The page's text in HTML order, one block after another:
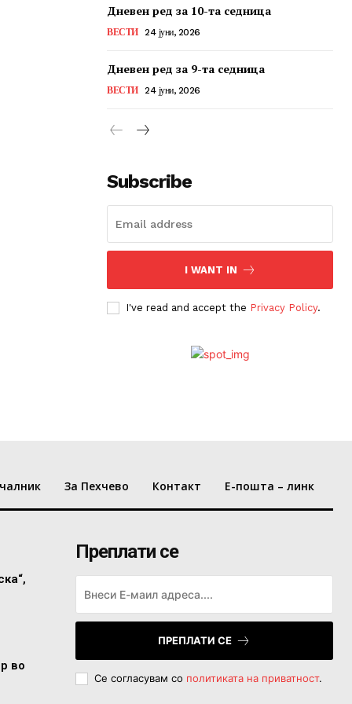
Дневен ред за 10-та седница
ВЕСТИ 24 јуни, 2026
Дневен ред за 9-та седница
ВЕСТИ 24 јуни, 2026
Subscribe
I WANT IN
I've read and accept the Privacy Policy.
За Пехчево Контакт Е-пошта – линк
во
Преплати се
ПРЕПЛАТИ СЕ
Се согласувам со политиката на приватност.